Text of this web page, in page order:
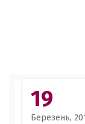
19
Березень,